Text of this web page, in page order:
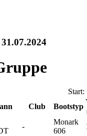
Club Bootstyp
-
Monark
606